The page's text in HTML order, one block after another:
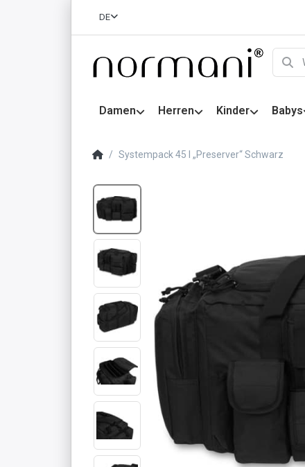
DE
Damen Herren Kinder Babys
Systempack 45 l „Preserver“ Schwarz